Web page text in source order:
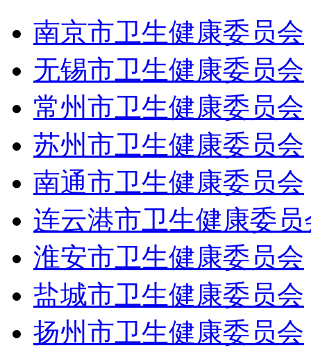
南京市卫生健康委员会
无锡市卫生健康委员会
常州市卫生健康委员会
苏州市卫生健康委员会
南通市卫生健康委员会
连云港市卫生健康委员
淮安市卫生健康委员会
盐城市卫生健康委员会
扬州市卫生健康委员会